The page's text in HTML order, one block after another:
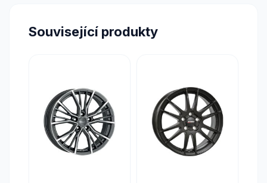
Související produkty